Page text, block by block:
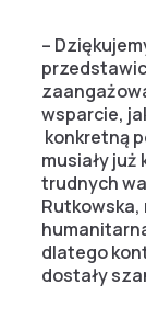
–
wsparcie,
konkretną
musiały już
trudnych
dlatego
dostały